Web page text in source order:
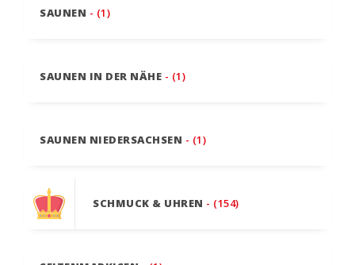
SAUNEN - (1)
SAUNEN IN DER NÄHE - (1)
SAUNEN NIEDERSACHSEN - (1)
SCHMUCK & UHREN - (154)